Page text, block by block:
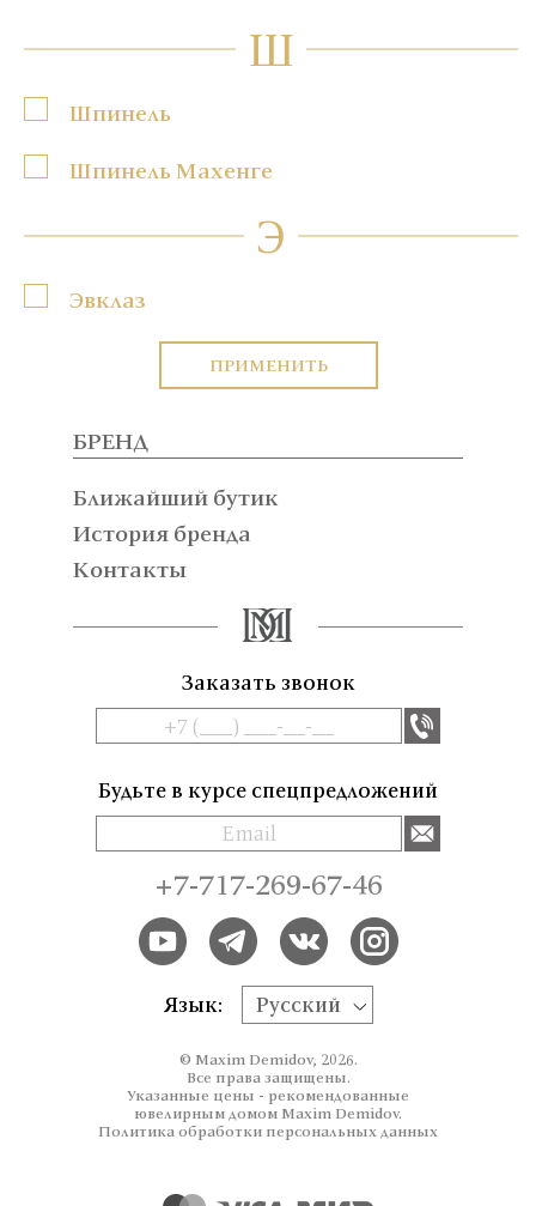
Ш
Шпинель
Шпинель Махенге
Э
Эвклаз
ПРИМЕНИТЬ
БРЕНД
Ближайший бутик
История бренда
Контакты
Заказать звонок
Будьте в курсе спецпредложений
+7-717-269-67-46
Язык: Русский
© Maxim Demidov, 2026.
Все права защищены.
Указанные цены - рекомендованные
ювелирным домом Maxim Demidov.
Политика обработки персональных данных